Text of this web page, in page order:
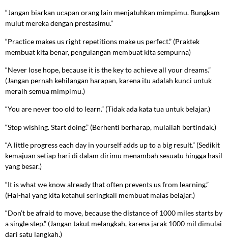
“Jangan biarkan ucapan orang lain menjatuhkan mimpimu. Bungkam
mulut mereka dengan prestasimu.”
“Practice makes us right repetitions make us perfect.” (Praktek
membuat kita benar, pengulangan membuat kita sempurna)
“Never lose hope, because it is the key to achieve all your dreams.”
(Jangan pernah kehilangan harapan, karena itu adalah kunci untuk
meraih semua mimpimu.)
“You are never too old to learn.” (Tidak ada kata tua untuk belajar.)
“Stop wishing. Start doing.” (Berhenti berharap, mulailah bertindak.)
“A little progress each day in yourself adds up to a big result.” (Sedikit
kemajuan setiap hari di dalam dirimu menambah sesuatu hingga hasil
yang besar.)
“It is what we know already that often prevents us from learning.”
(Hal-hal yang kita ketahui seringkali membuat malas belajar.)
“Don’t be afraid to move, because the distance of 1000 miles starts by
a single step.” (Jangan takut melangkah, karena jarak 1000 mil dimulai
dari satu langkah.)